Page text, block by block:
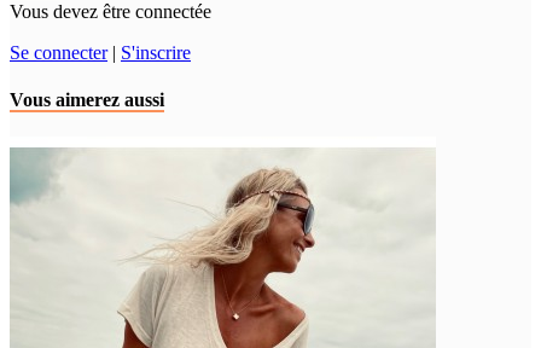
Vous devez être connectée
Se connecter| S'inscrire
Vous aimerez aussi